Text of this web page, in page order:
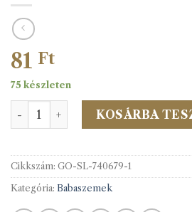
81 Ft
75 készleten
740679 Biztonsági szem-kék
KOSÁRBA
Cikkszám: GO-SL-740679-1
Kategória: Babaszemek